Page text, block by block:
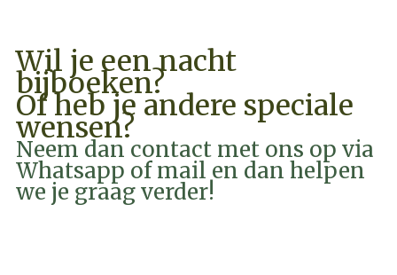
Wil je een nacht
bijboeken?
Of heb je andere speciale
wensen?
Neem dan contact met ons op via
Whatsapp of mail en dan helpen
we je graag verder!